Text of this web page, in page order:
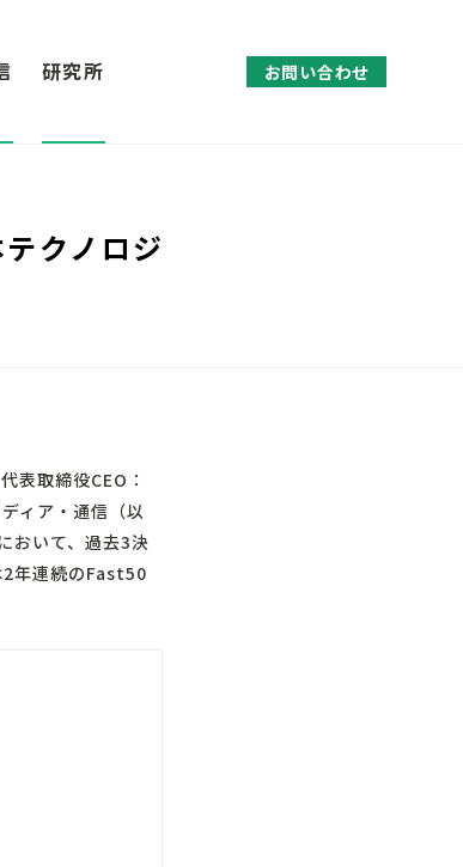
研究所 お問い合わせ
クノロジ
表取締役CEO：
ィア・通信（以
おいて、過去3決
2年連続のFast50